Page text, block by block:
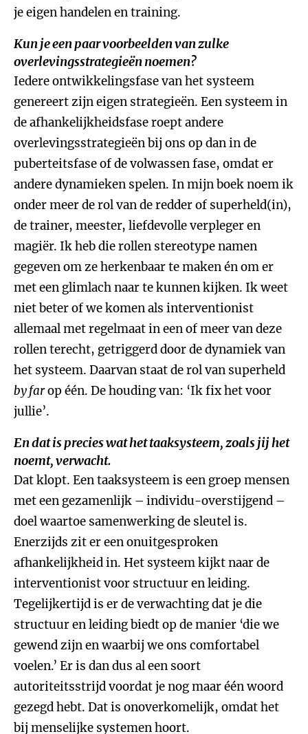
je eigen handelen en training.
Kun je een paar voorbeelden van zulke
overlevingsstrategieën noemen?
Iedere ontwikkelingsfase van het systeem
genereert zijn eigen strategieën. Een systeem in
de afhankelijkheidsfase roept andere
overlevingsstrategieën bij ons op dan in de
puberteitsfase of de volwassen fase, omdat er
andere dynamieken spelen. In mijn boek noem ik
onder meer de rol van de redder of superheld(in),
de trainer, meester, liefdevolle verpleger en
magiër. Ik heb die rollen stereotype namen
gegeven om ze herkenbaar te maken én om er
met een glimlach naar te kunnen kijken. Ik weet
niet beter of we komen als interventionist
allemaal met regelmaat in een of meer van deze
rollen terecht, getriggerd door de dynamiek van
het systeem. Daarvan staat de rol van superheld
by farop één. De houding van: ‘Ik fix het voor
jullie’.
En dat is precies wat het taaksysteem, zoals jij het
noemt, verwacht.
Dat klopt. Een taaksysteem is een groep mensen
met een gezamenlijk – individu-overstijgend –
doel waartoe samenwerking de sleutel is.
Enerzijds zit er een onuitgesproken
afhankelijkheid in. Het systeem kijkt naar de
interventionist voor structuur en leiding.
Tegelijkertijd is er de verwachting dat je die
structuur en leiding biedt op de manier ‘die we
gewend zijn en waarbij we ons comfortabel
voelen.’ Er is dan dus al een soort
autoriteitsstrijd voordat je nog maar één woord
gezegd hebt. Dat is onoverkomelijk, omdat het
bij menselijke systemen hoort.